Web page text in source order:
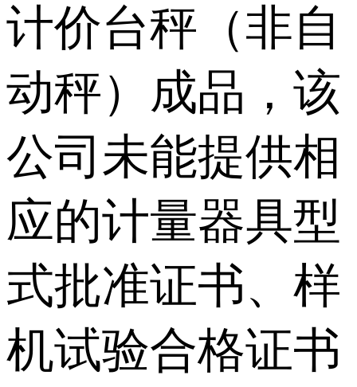
计价台秤（非自
动秤）成品，该
公司未能提供相
应的计量器具型
式批准证书、样
机试验合格证书